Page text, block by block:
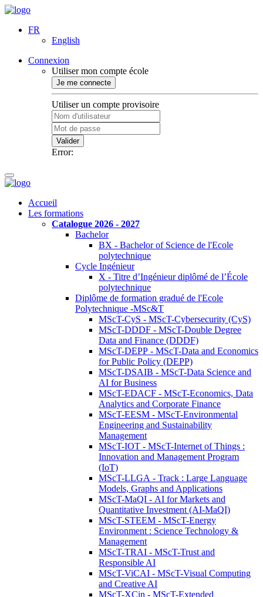
FR
English
Connexion
Utiliser mon compte école
Je me connecte
Utiliser un compte provisoire
Valider
Error:
Accueil
Les formations
Catalogue 2026 - 2027
Bachelor
BX - Bachelor of Science de l'Ecole
polytechnique
Cycle Ingénieur
X - Titre d’Ingénieur diplômé de l’École
polytechnique
Diplôme de formation gradué de l'Ecole
Polytechnique -MSc&T
MScT-CyS - MScT-Cybersecurity (CyS)
MScT-DDDF - MScT-Double Degree
Data and Finance (DDDF)
MScT-DEPP - MScT-Data and Economics
for Public Policy (DEPP)
MScT-DSAIB - MScT-Data Science and
AI for Business
MScT-EDACF - MScT-Economics, Data
Analytics and Corporate Finance
MScT-EESM - MScT-Environmental
Engineering and Sustainability
Management
MScT-IOT - MScT-Internet of Things :
Innovation and Management Program
(IoT)
MScT-LLGA - Track : Large Language
Models, Graphs and Applications
MScT-MaQI - AI for Markets and
Quantitative Investment (AI-MaQI)
MScT-STEEM - MScT-Energy
Environment : Science Technology &
Management
MScT-TRAI - MScT-Trust and
Responsible AI
MScT-ViCAI - MScT-Visual Computing
and Creative AI
MScT-XCin - MScT-Extended